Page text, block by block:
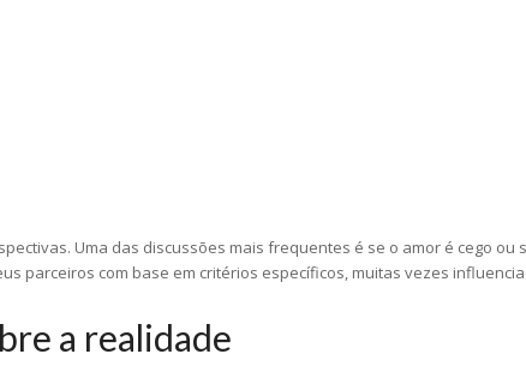
Uma das discussões mais frequentes é se o amor é cego
parceiros com base em critérios específicos, muitas vezes
a realidade